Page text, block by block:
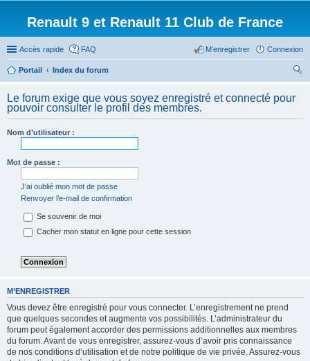
Renault 9 et Renault 11 Club de France
Accès rapide FAQ Connexion
M’enregistrer
Portail
Index du forum
her
ch
Le forum exige que vous soyez enregistré et connecté pour
pouvoir consulter le profil des membres.
Nom d’utilisateur :
Mot de passe :
J’ai oublié mon mot de passe
Renvoyer l’e-mail de confirmation
Se souvenir de moi
Cacher mon statut en ligne pour cette session
M’ENREGISTRER
Vous devez être enregistré pour vous connecter. L’enregistrement ne prend
que quelques secondes et augmente vos possibilités. L’administrateur du
forum peut également accorder des permissions additionnelles aux membres
du forum. Avant de vous enregistrer, assurez-vous d’avoir pris connaissance
de nos conditions d’utilisation et de notre politique de vie privée. Assurez-vous